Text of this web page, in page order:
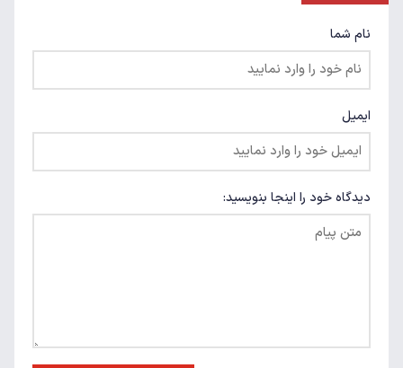
نام شما
ایمیل
دیدگاه خود را اینجا بنویسید: